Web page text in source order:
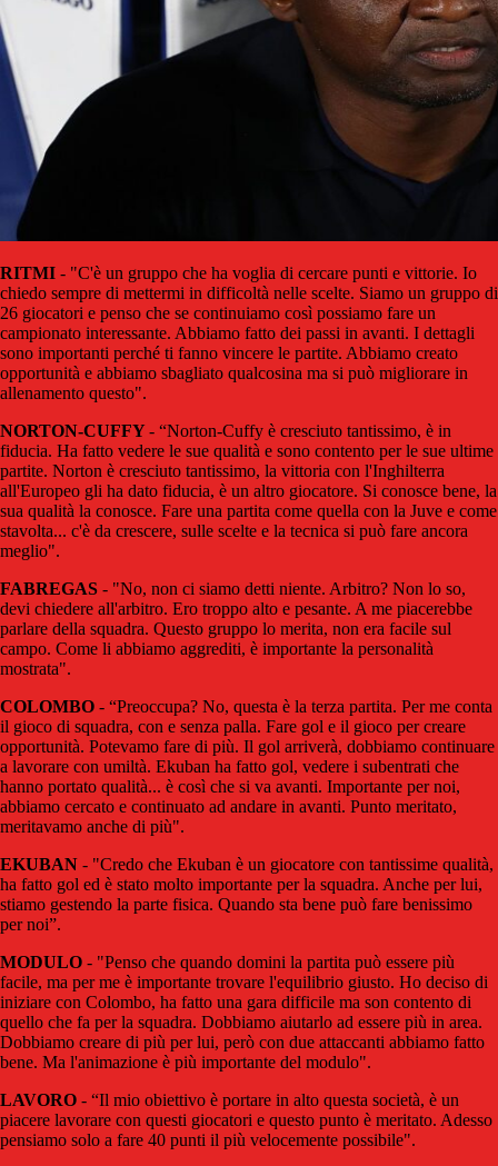
RITMI - "C'è un gruppo che ha voglia di cercare punti e vittorie. Io
chiedo sempre di mettermi in difficoltà nelle scelte. Siamo un gruppo di
26 giocatori e penso che se continuiamo così possiamo fare un
campionato interessante. Abbiamo fatto dei passi in avanti. I dettagli
sono importanti perché ti fanno vincere le partite. Abbiamo creato
opportunità e abbiamo sbagliato qualcosina ma si può migliorare in
allenamento questo".
NORTON-CUFFY- “Norton-Cuffy è cresciuto tantissimo, è in
fiducia. Ha fatto vedere le sue qualità e sono contento per le sue ultime
partite. Norton è cresciuto tantissimo, la vittoria con l'Inghilterra
all'Europeo gli ha dato fiducia, è un altro giocatore. Si conosce bene, la
sua qualità la conosce. Fare una partita come quella con la Juve e come
stavolta... c'è da crescere, sulle scelte e la tecnica si può fare ancora
meglio".
FABREGAS - "No, non ci siamo detti niente. Arbitro? Non lo so,
devi chiedere all'arbitro. Ero troppo alto e pesante. A me piacerebbe
parlare della squadra. Questo gruppo lo merita, non era facile sul
campo. Come li abbiamo aggrediti, è importante la personalità
mostrata".
COLOMBO - “Preoccupa? No, questa è la terza partita. Per me conta
il gioco di squadra, con e senza palla. Fare gol e il gioco per creare
opportunità. Potevamo fare di più. Il gol arriverà, dobbiamo continuare
a lavorare con umiltà. Ekuban ha fatto gol, vedere i subentrati che
hanno portato qualità... è così che si va avanti. Importante per noi,
abbiamo cercato e continuato ad andare in avanti. Punto meritato,
meritavamo anche di più".
EKUBAN - "Credo che Ekuban è un giocatore con tantissime qualità,
ha fatto gol ed è stato molto importante per la squadra. Anche per lui,
stiamo gestendo la parte fisica. Quando sta bene può fare benissimo
per noi”.
MODULO - "Penso che quando domini la partita può essere più
facile, ma per me è importante trovare l'equilibrio giusto. Ho deciso di
iniziare con Colombo, ha fatto una gara difficile ma son contento di
quello che fa per la squadra. Dobbiamo aiutarlo ad essere più in area.
Dobbiamo creare di più per lui, però con due attaccanti abbiamo fatto
bene. Ma l'animazione è più importante del modulo".
LAVORO - “Il mio obiettivo è portare in alto questa società, è un
piacere lavorare con questi giocatori e questo punto è meritato. Adesso
pensiamo solo a fare 40 punti il più velocemente possibile".